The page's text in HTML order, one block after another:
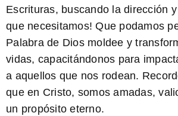
Escrituras, buscando la dirección
que necesitamos! Que podamos
Palabra de Dios moldee y
vidas, capacitándonos para
a aquellos que nos rodean.
que en Cristo, somos amadas,
un propósito eterno.